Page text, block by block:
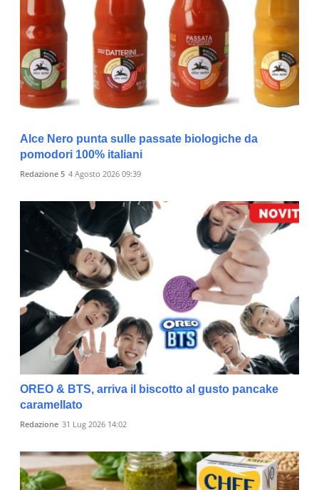
Alce Nero punta sulle passate biologiche da
pomodori 100% italiani
Redazione 5 4 Agosto 2026 09:39
OREO & BTS, arriva il biscotto al gusto pancake
caramellato
Redazione 31 Lug 2026 14:02